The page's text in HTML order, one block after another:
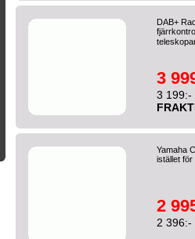
DAB+
3
3 199:-
Yamaha
istället
2
2 396:-